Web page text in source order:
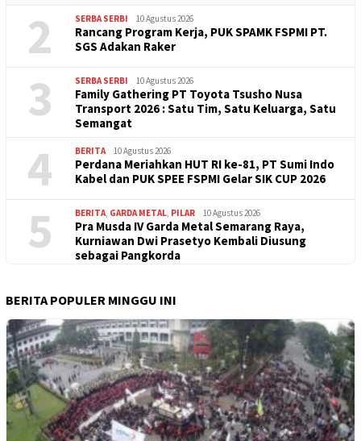
2 SERBA SERBI 10 Agustus 2026
Rancang Program Kerja, PUK SPAMK FSPMI PT.
SGS Adakan Raker
3 SERBA SERBI 10 Agustus 2026
Family Gathering PT Toyota Tsusho Nusa
Transport 2026 : Satu Tim, Satu Keluarga, Satu
Semangat
4 BERITA 10 Agustus 2026
Perdana Meriahkan HUT RI ke-81, PT Sumi Indo
Kabel dan PUK SPEE FSPMI Gelar SIK CUP 2026
5 BERITA, GARDA METAL, PILAR 10 Agustus 2026
Pra Musda IV Garda Metal Semarang Raya,
Kurniawan Dwi Prasetyo Kembali Diusung
sebagai Pangkorda
BERITA POPULER MINGGU INI